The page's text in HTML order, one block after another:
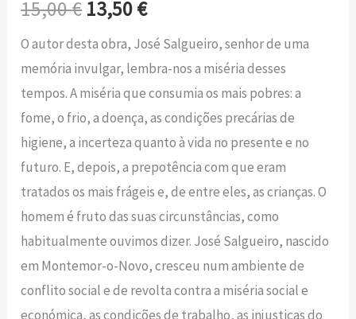
15,00€ 13,50€
O autor desta obra, José Salgueiro, senhor de uma
memória invulgar, lembra-nos a miséria desses
tempos. A miséria que consumia os mais pobres: a
fome, o frio, a doença, as condições precárias de
higiene, a incerteza quanto à vida no presente e no
futuro. E, depois, a prepotência com que eram
tratados os mais frágeis e, de entre eles, as crianças. O
homem é fruto das suas circunstâncias, como
habitualmente ouvimos dizer. José Salgueiro, nascido
em Montemor-o-Novo, cresceu num ambiente de
conflito social e de revolta contra a miséria social e
económica, as condições de trabalho, as injustiças do